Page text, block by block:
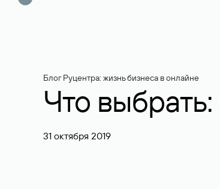
Блог Руцентра: жизнь бизнеса в онлайне
Что
31 октября 2019